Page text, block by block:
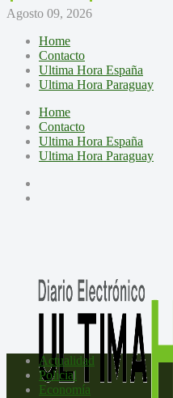
Agosto 09, 2026
Home
Contacto
Ultima Hora España
Ultima Hora Paraguay
Home
Contacto
Ultima Hora España
Ultima Hora Paraguay
Actualidad
Policial
Economía